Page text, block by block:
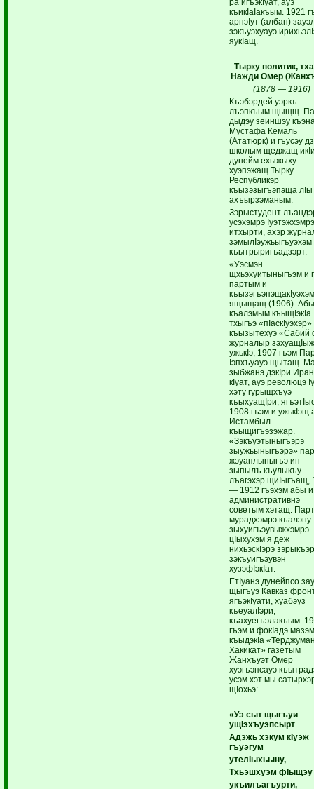
къикIаIакъым. 1921
арнэIут (албан)
зэкъуэхуауэ
яукIащ.
Тырку политик,
Нажди Омер
(1878 — 1916)
Къэбэрдей уэркъ
лъэпкъым щыщщ.
дыдэу зеиншэу
Мустафа Кемаль
(Ататюрк) и гъусэу
школым щеджащ
дунейм ехыжыху
хуэпэжащ Тырку
Республикэр
къызэзыгъэпэща лIы
ахъырзэманым.
Зэрыстудент
усэхэмрэ
итхырти, ахэр
зэмылIэужьыгъуэхэм
къытрыригъадзэрт.
«Уэсмэн
щхьэхуитыныгъэм и
партым и
ящыщащ (1906).
къалэмым къыщIэкIа
тхыгъэ «пIаскIуэхэр»
къызытехуэ «Сабий
журналыр
ужькIэ, 1907 гъэм
Iэпхъуауэ щытащ.
зыбжанэ дэкIри
кIуат, ауэ революцэ
хэту гурыщхъуэ
къыхуащIри,
1908 гъэм и ужькIэщ
Истамбыл
къыщигъэзэжар.
«Зэкъуэтыныгъэрэ
зыужьыныгъэрэ»
жэуаплыныгъэ ин
зыпылъ къулыкъу
лъагэхэр щиIыгъащ,
— 1912 гъэхэм абы и
административнэ
советым хэтащ.
мурадхэмрэ къалэну
зыхуигъэувыжхэмрэ
цIыхухэм я деж
нихьэскIэрэ
зэкъуигъэувэн
хузэфIэкIат.
ЕтIуанэ дунейпсо
щыгъуэ Кавказ
ягъэкIуати, хуабэуз
къеуалIэри,
къахуегъэлакъым.
гъэм и фокIадэ
къыдэкIа
Хакикат» газетым
Жанхъуэт Омер
хуэгъэпсауэ
усэм хэт мы
щIохьэ:
«Уэ сыт щыгъуи
ущIэхъуэпсырт
Адэжь хэкум кIуэж
гъуэгум
утелIыхьыну,
Тхьэшхуэм фIыщэу
укъилъагъурти,